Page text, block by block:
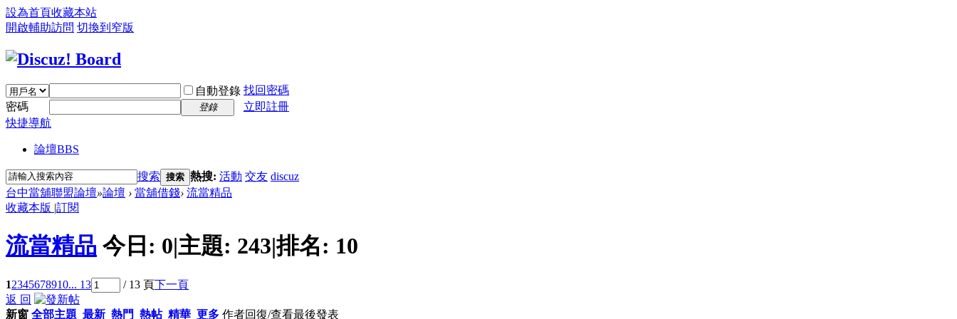
設為首頁收藏本站
開啟輔助訪問 切換到窄版
自動登錄 找回密碼
密碼
登錄
立即註冊
快捷導航
論壇BBS
搜索 搜索 熱搜: 活動 交友 discuz
台中當舖聯盟論壇»論壇 › 當舖借錢› 流當精品
收藏本版 |訂閱
流當精品 今日: 0|主題: 243|排名: 10
12345678910... 13 / 13 頁下一頁
返 回
新窗 全部主題 最新 熱門 熱帖 精華 更多 作者回復/查看最後發表